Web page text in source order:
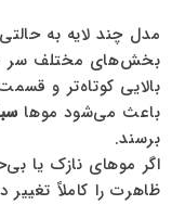
مدل چند لایه به
بخش‌های مختلف سر
بالایی کوتاه‌تر و
باعث می‌شود موها
برسند.
اگر موهای نازک یا
ظاهرت را کاملاً تغییر